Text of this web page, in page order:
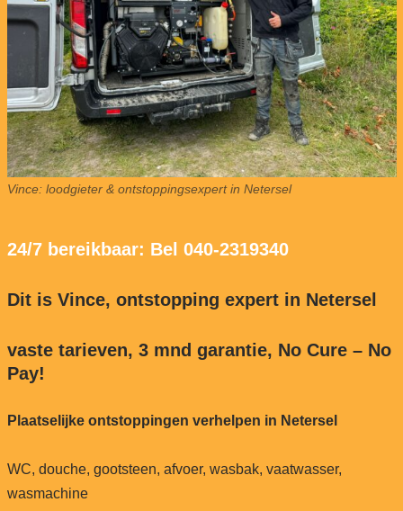
Vince: loodgieter & ontstoppingsexpert in Netersel
24/7 bereikbaar: Bel 040-2319340
Dit is Vince, ontstopping expert in Netersel
vaste tarieven, 3 mnd garantie, No Cure – No
Pay!
Plaatselijke ontstoppingen verhelpen in Netersel
WC, douche, gootsteen, afvoer, wasbak, vaatwasser,
wasmachine